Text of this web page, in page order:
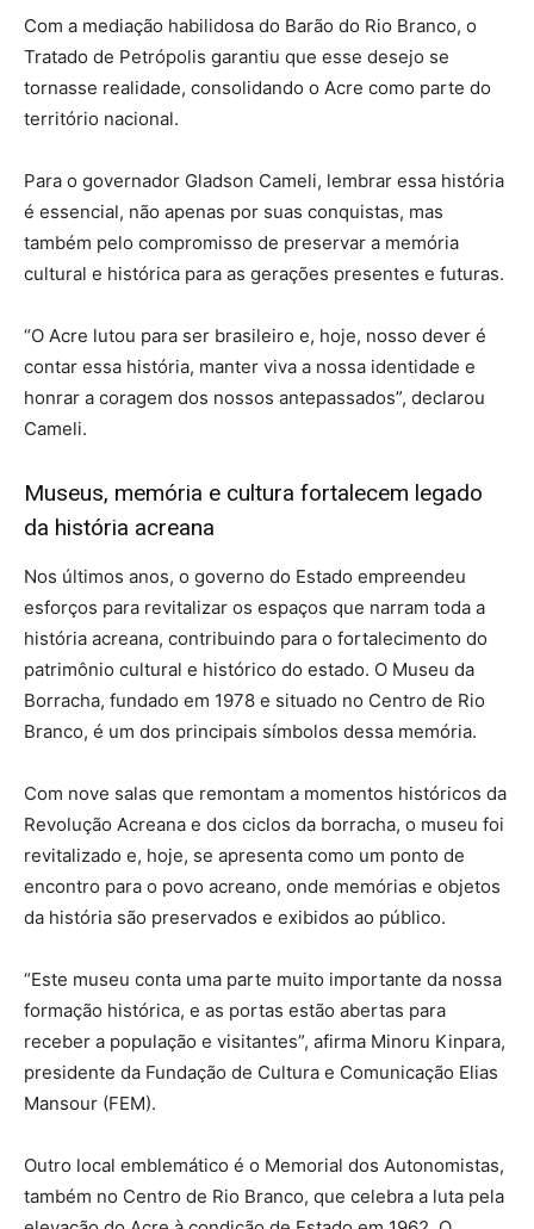
Com a mediação habilidosa do Barão do Rio Branco, o
Tratado de Petrópolis garantiu que esse desejo se
tornasse realidade, consolidando o Acre como parte do
território nacional.
Para o governador Gladson Cameli, lembrar essa história
é essencial, não apenas por suas conquistas, mas
também pelo compromisso de preservar a memória
cultural e histórica para as gerações presentes e futuras.
“O Acre lutou para ser brasileiro e, hoje, nosso dever é
contar essa história, manter viva a nossa identidade e
honrar a coragem dos nossos antepassados”, declarou
Cameli.
Museus, memória e cultura fortalecem legado
da história acreana
Nos últimos anos, o governo do Estado empreendeu
esforços para revitalizar os espaços que narram toda a
história acreana, contribuindo para o fortalecimento do
patrimônio cultural e histórico do estado. O Museu da
Borracha, fundado em 1978 e situado no Centro de Rio
Branco, é um dos principais símbolos dessa memória.
Com nove salas que remontam a momentos históricos da
Revolução Acreana e dos ciclos da borracha, o museu foi
revitalizado e, hoje, se apresenta como um ponto de
encontro para o povo acreano, onde memórias e objetos
da história são preservados e exibidos ao público.
“Este museu conta uma parte muito importante da nossa
formação histórica, e as portas estão abertas para
receber a população e visitantes”, afirma Minoru Kinpara,
presidente da Fundação de Cultura e Comunicação Elias
Mansour (FEM).
Outro local emblemático é o Memorial dos Autonomistas,
também no Centro de Rio Branco, que celebra a luta pela